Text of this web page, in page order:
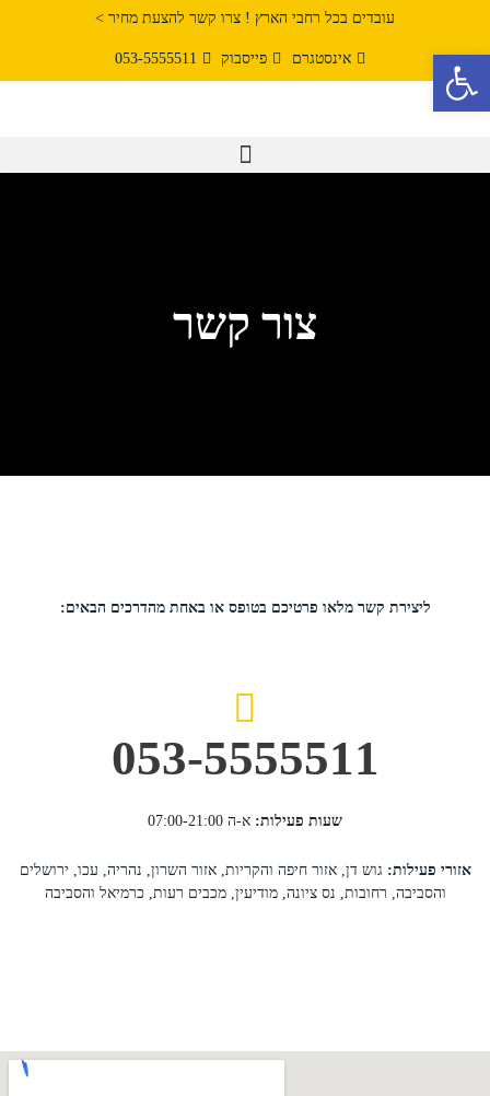
עובדים בכל רחבי הארץ ! צרו קשר להצעת מחיר >
אינסטגרם פייסבוק 053-5555511
צור קשר
ליצירת קשר מלאו פרטיכם בטופס או באחת מהדרכים הבאים:
053-5555511
שעות פעילות: א-ה 07:00-21:00
אזורי פעילות: גוש דן, אזור חיפה והקריות, אזור השרון, נהריה, עכו, ירושלים
והסביבה, רחובות, נס ציונה, מודיעין, מכבים רעות, כרמיאל והסביבה
פתח סרגל נגישות